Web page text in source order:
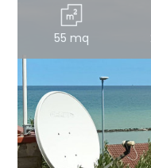
55 mq
4
5